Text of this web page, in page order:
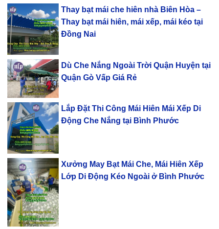
Thay bạt mái che hiên nhà Biên Hòa –
Thay bạt mái hiên, mái xếp, mái kéo tại
Đồng Nai
Dù Che Nắng Ngoài Trời Quận Huyện tại
Quận Gò Vấp Giá Rẻ
Lắp Đặt Thi Công Mái Hiên Mái Xếp Di
Động Che Nắng tại Bình Phước
Xưởng May Bạt Mái Che, Mái Hiên Xếp
Lớp Di Động Kéo Ngoài ở Bình Phước